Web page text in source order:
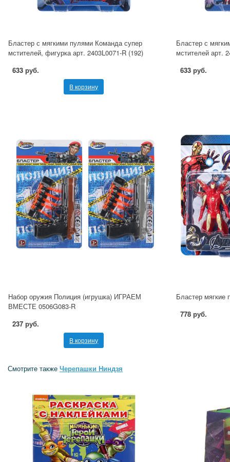
Бластер с мягкими пулями Команда супер
мстителей, фигурка арт. 2403L0071-R (192)
633 руб.
В корзину
Бластер с
мстителей арт.
633 руб.
Набор оружия Полиция (игрушка) ИГРАЕМ
ВМЕСТЕ 0506G083-R
237 руб.
В корзину
Бластер мягкие
778 руб.
Смотрите также Черепашки Ниндзя